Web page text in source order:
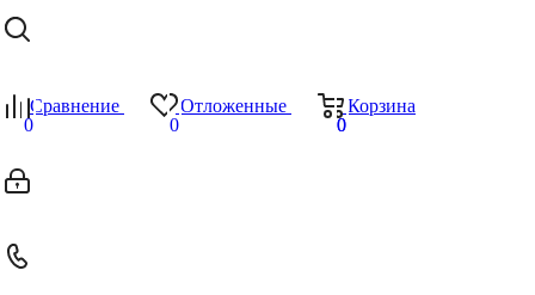
Сравнение
0
Отложенные
0
Корзина
0
0